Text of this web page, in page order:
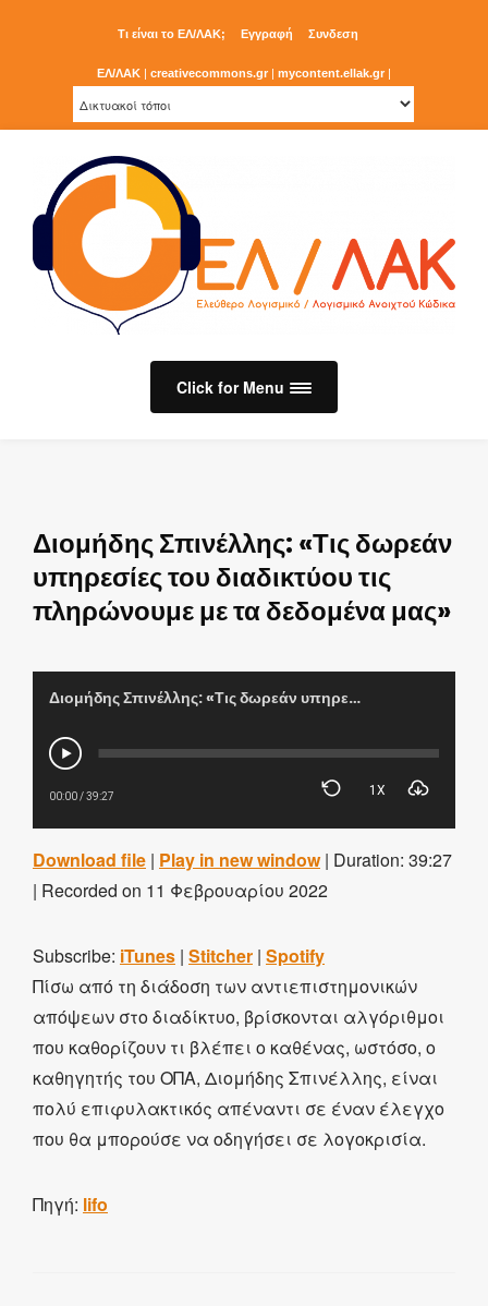
Τι είναι το ΕΛ/ΛΑΚ; Εγγραφή Συνδεση
ΕΛ/ΛΑΚ | creativecommons.gr | mycontent.ellak.gr |
Click for Menu
Διομήδης Σπινέλλης: «Τις δωρεάν
υπηρεσίες του διαδικτύου τις
πληρώνουμε με τα δεδομένα μας»
Διομήδης Σπινέλλης: «Τις δωρεάν υπηρεσίες του διαδικτύου τις πληρώνουμε με τα δεδομένα μας»
00:00/39:27 1X
Download file | Play in new window| Duration: 39:27
| Recorded on 11 Φεβρουαρίου 2022
Subscribe: iTunes | Stitcher | Spotify
Πίσω από τη διάδοση των αντιεπιστημονικών
απόψεων στο διαδίκτυο, βρίσκονται αλγόριθμοι
που καθορίζουν τι βλέπει ο καθένας, ωστόσο, ο
καθηγητής του ΟΠΑ, Διομήδης Σπινέλλης, είναι
πολύ επιφυλακτικός απέναντι σε έναν έλεγχο
που θα μπορούσε να οδηγήσει σε λογοκρισία.
Πηγή: lifo